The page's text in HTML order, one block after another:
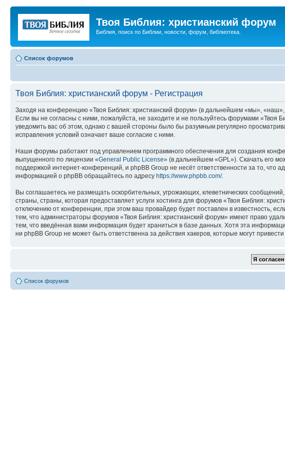
Твоя Библия: христианский форум
Библия, поиск по Библии, новости, форум, библиотека.
Список форумов
Твоя Библия: христианский форум - Регистрация
Заходя на конференцию «Твоя Библия: христианский форум» (в дальнейшем «мы»,
Если вы не согласны с ними, пожалуйста, не заходите и не пользуйтесь форумами
уведомить вас об этом, однако с вашей стороны было бы разумным регулярно
исправления условий означает ваше согласие с ними.
Наши форумы работают под управлением программного обеспечения для создания
выпущенного по лицензии «General Public License» (в дальнейшем «GPL»). Скачать его
поддержкой интернет-конференций, и phpBB Group не несёт ответственности за то,
информацией о phpBB обращайтесь по адресу https://www.phpbb.com/.
Вы соглашаетесь не размещать оскорбительных, угрожающих, клеветнических
страны, страны, которая предоставляет услуги хостинга для форумов «Твоя Библия:
отключению от конференции, при этом ваш провайдер будет поставлен в известность,
тем, что администраторы форумов «Твоя Библия: христианский форум» имеют право
тем, что введённая вами информация будет храниться в базе данных. Хотя эта
ни phpBB Group не может быть ответственна за действия хакеров, которые могут
Список форумов